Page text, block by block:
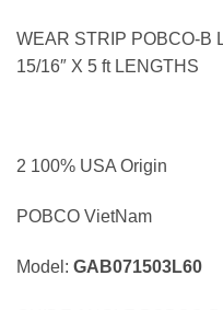
WEAR STRIP POBCO-B
15/16″ X 5 ft LENGTHS
2 100% USA Origin
POBCO VietNam
Model: GAB071503L60